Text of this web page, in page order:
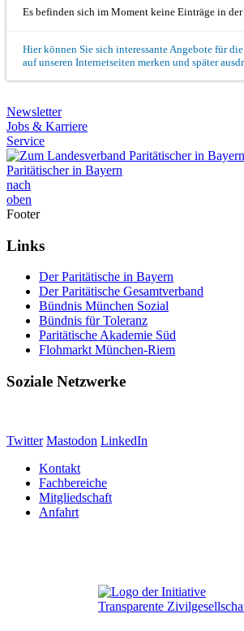
Es befinden sich im Moment keine Einträge in
Hier können Sie sich interessante Angebote für
auf unseren Internetseiten merken und später
Newsletter
Jobs & Karriere
Service
Paritätischer in Bayern
nach
oben
Footer
Links
Der Paritätische in Bayern
Der Paritätische Gesamtverband
Bündnis München Sozial
Bündnis für Toleranz
Paritätische Akademie Süd
Flohmarkt München-Riem
Soziale Netzwerke
Twitter Mastodon LinkedIn
Kontakt
Fachbereiche
Mitgliedschaft
Anfahrt